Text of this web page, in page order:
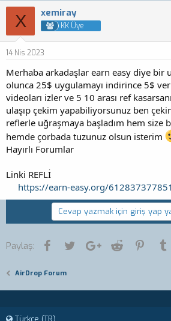
a
n
i
X xemiray
KK Üye
14 Nis 2023
Merhaba arkadaşlar earn easy diye bir
olunca 25$ uygulamayı indirince 5$
videoları izler ve 5 10 arası ref
ulaşıp çekim yapabiliyorsunuz ben
reflerle uğraşmaya başladım hem size
hemde çorbada tuzunuz olsun isterim
Hayırlı Forumlar
Linki REFLİ
https://earn-easy.org/612837377851
Cevap yazmak için giriş yap
Paylaş: FacebookTwitterGoogle+
Reddit
AirDrop Forum
Türkçe (TR)